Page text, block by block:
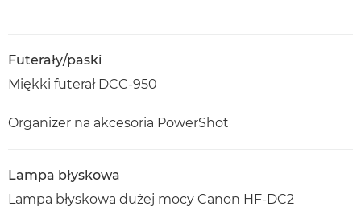
Futerały/paski
Miękki futerał DCC-950
Organizer na akcesoria PowerShot
Lampa błyskowa
Lampa błyskowa dużej mocy Canon HF-DC2